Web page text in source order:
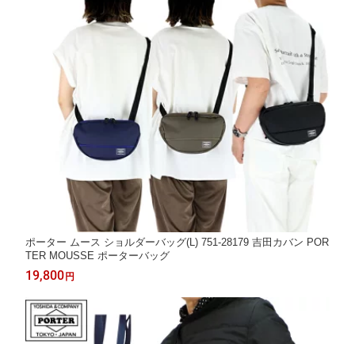
ポーター ムース ショルダーバッグ(L) 751-28179 吉田カバン POR
TER MOUSSE ポーターバッグ
19,800円